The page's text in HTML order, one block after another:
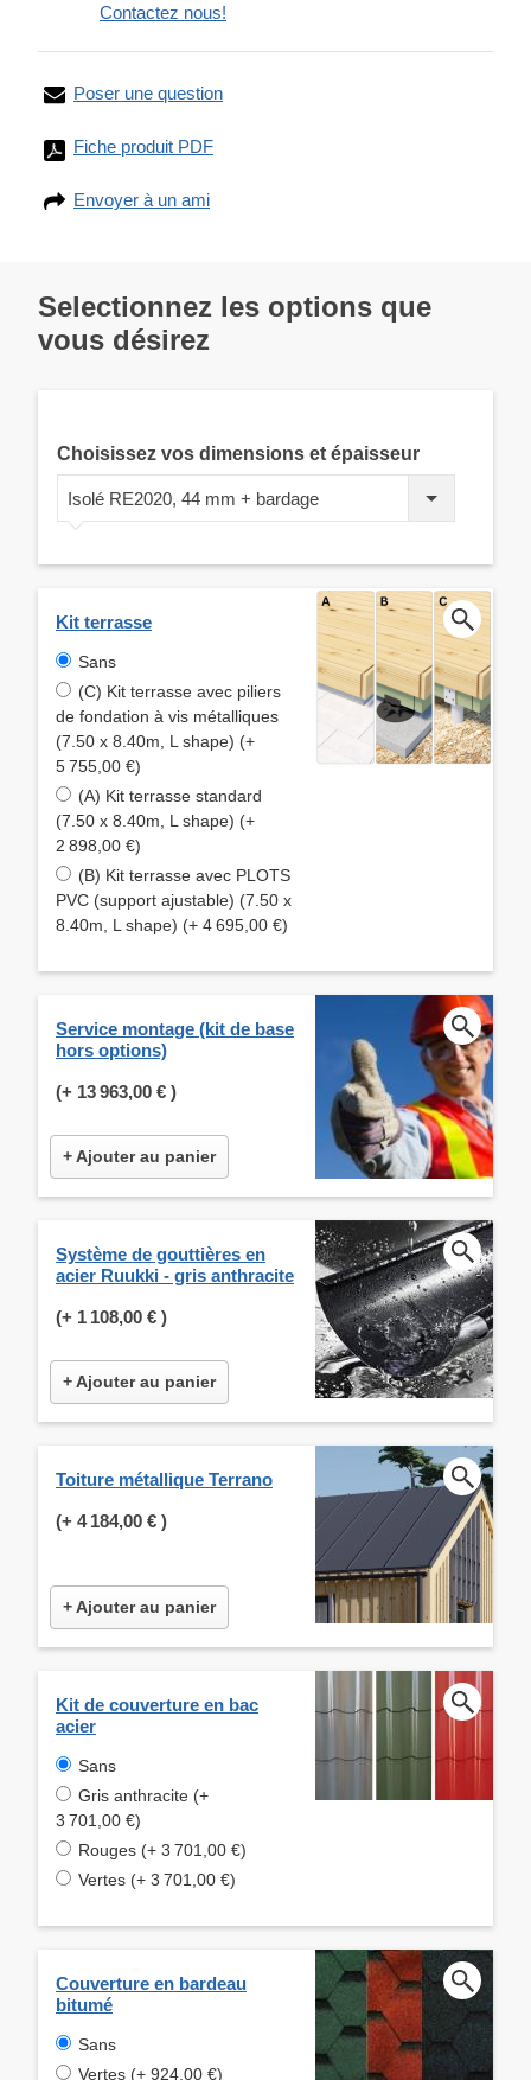
Contactez nous!
Poser une question
Fiche produit PDF
Envoyer à un ami
Selectionnez les options que
vous désirez
Choisissez vos dimensions et épaisseur
Isolé RE2020, 44 mm + bardage
Kit terrasse
Sans
(C) Kit terrasse avec piliers
de fondation à vis métalliques
(7.50 x 8.40m, L shape) (+
5 755,00 €)
(A) Kit terrasse standard
(7.50 x 8.40m, L shape) (+
2 898,00 €)
(B) Kit terrasse avec PLOTS
PVC (support ajustable) (7.50 x
8.40m, L shape) (+ 4 695,00 €)
Service montage (kit de base
hors options)
(+ 13 963,00 € )
+ Ajouter au panier
Système de gouttières en
acier Ruukki - gris anthracite
(+ 1 108,00 € )
+ Ajouter au panier
Toiture métallique Terrano
(+ 4 184,00 € )
+ Ajouter au panier
Kit de couverture en bac
acier
Sans
Gris anthracite (+
3 701,00 €)
Rouges (+ 3 701,00 €)
Vertes (+ 3 701,00 €)
Couverture en bardeau
bitumé
Sans
Vertes (+ 924,00 €)